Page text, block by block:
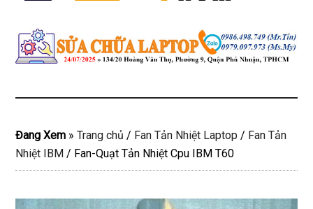
Đang Xem »Trang chủ / Fan Tản Nhiệt Laptop / Fan Tản
Nhiệt IBM / Fan-Quạt Tản Nhiệt Cpu IBM T60